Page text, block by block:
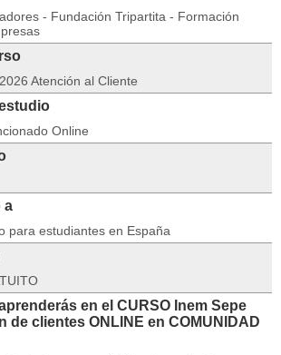
- Fundación Tripartita - Formación
Atención al Cliente
Online
a
para estudiantes en España
en el CURSO Inem Sepe
de clientes ONLINE en COMUNIDAD